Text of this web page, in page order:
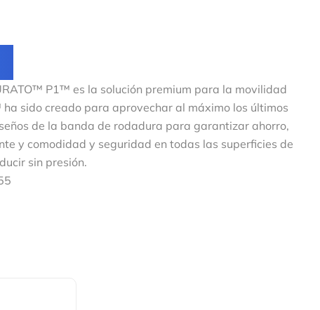
P1™ es la solución premium para la movilidad
sido creado para aprovechar al máximo los últimos
de la banda de rodadura para garantizar ahorro,
y comodidad y seguridad en todas las superficies de
sin presión.